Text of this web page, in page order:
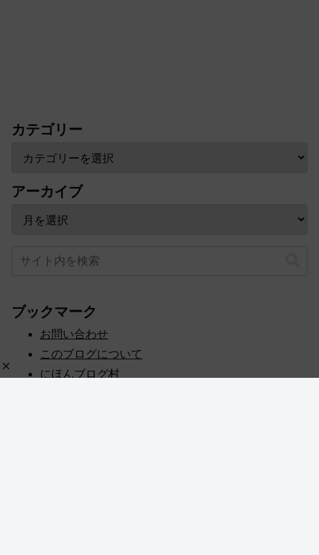
カテゴリー
アーカイブ
ブックマーク
お問い合わせ
このブログについて
にほんブログ村